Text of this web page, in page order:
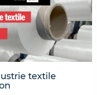
textile